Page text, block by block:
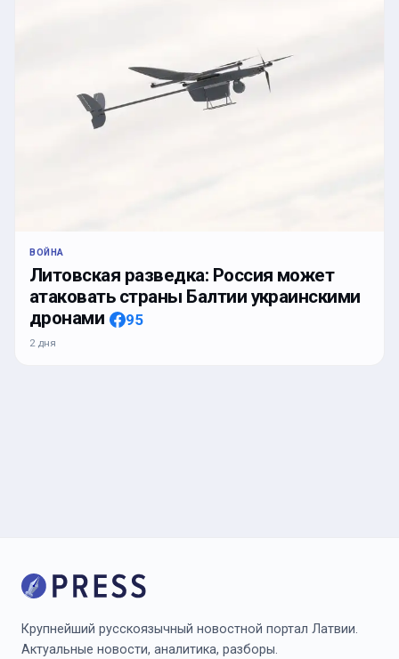
ВОЙНА
Литовская разведка: Россия может
атаковать страны Балтии украинскими
дронами
95
2 дня
Крупнейший русскоязычный новостной портал Латвии.
Актуальные новости, аналитика, разборы.